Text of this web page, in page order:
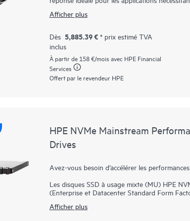
les applications par le biais du bus PCIe pour
Les baies SSD HPE NVMe Haute
données haute performance depuis le
SATA. Elles sont conçues pour utiliser le haut
charges de travail à haut volume de lecture,
démarrage/basculement.
Afficher plus
Dès 5,885.39 € * prix estimé TVA
inclus
À partir de 158 €/mois avec HPE Financial
Services
Offert par le revendeur HPE
HPE NVMe Mainstream
Drives
Avez-vous besoin d’accélérer les
Les disques SSD à usage mixte (MU) HPE
(Enterprise et Datacenter Standard Form
haut niveau de performance et d’endurance
Afficher plus